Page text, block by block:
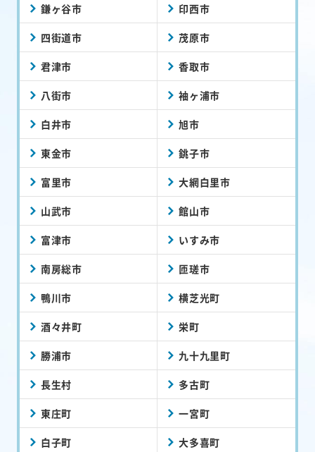
鎌ヶ谷市 印西市
四街道市 茂原市
君津市 香取市
八街市 袖ヶ浦市
白井市 旭市
東金市 銚子市
富里市 大網白里市
山武市 館山市
富津市 いすみ市
南房総市 匝瑳市
鴨川市 横芝光町
酒々井町 栄町
勝浦市 九十九里町
長生村 多古町
東庄町 一宮町
白子町 大多喜町